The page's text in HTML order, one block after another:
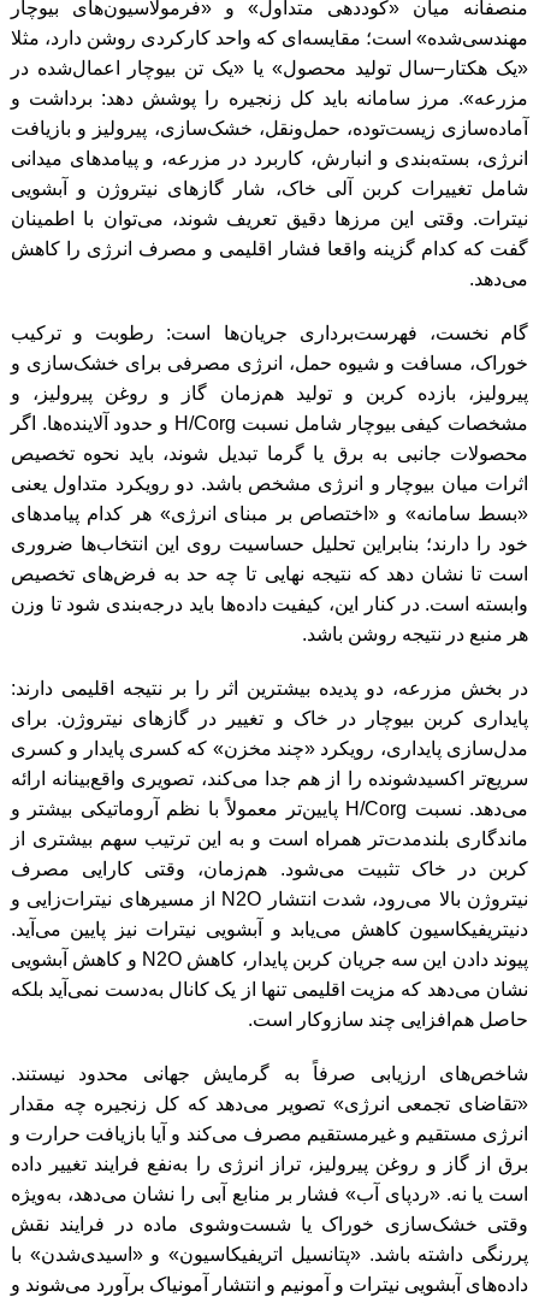
منصفانه میان «کوددهی متداول» و «فرمولاسیون‌های بیوچار
مهندسی‌شده» است؛ مقایسه‌ای که واحد کارکردی روشن دارد، مثلا
«یک هکتار–سال تولید محصول» یا «یک تن بیوچار اعمال‌شده در
مزرعه». مرز سامانه باید کل زنجیره را پوشش دهد: برداشت و
آماده‌سازی زیست‌توده، حمل‌ونقل، خشک‌سازی، پیرولیز و بازیافت
انرژی، بسته‌بندی و انبارش، کاربرد در مزرعه، و پیامدهای میدانی
شامل تغییرات کربن آلی خاک، شار گازهای نیتروژن و آبشویی
نیترات. وقتی این مرزها دقیق تعریف شوند، می‌توان با اطمینان
گفت که کدام گزینه واقعا فشار اقلیمی و مصرف انرژی را کاهش
می‌دهد.
گام نخست، فهرست‌برداری جریان‌ها است: رطوبت و ترکیب
خوراک، مسافت و شیوه حمل، انرژی مصرفی برای خشک‌سازی و
پیرولیز، بازده کربن و تولید هم‌زمان گاز و روغن پیرولیز، و
مشخصات کیفی بیوچار شامل نسبت H/Corg و حدود آلاینده‌ها. اگر
محصولات جانبی به برق یا گرما تبدیل شوند، باید نحوه تخصیص
اثرات میان بیوچار و انرژی مشخص باشد. دو رویکرد متداول یعنی
«بسط سامانه» و «اختصاص بر مبنای انرژی» هر کدام پیامدهای
خود را دارند؛ بنابراین تحلیل حساسیت روی این انتخاب‌ها ضروری
است تا نشان دهد که نتیجه نهایی تا چه حد به فرض‌های تخصیص
وابسته است. در کنار این، کیفیت داده‌ها باید درجه‌بندی شود تا وزن
هر منبع در نتیجه روشن باشد.
در بخش مزرعه، دو پدیده بیشترین اثر را بر نتیجه اقلیمی دارند:
پایداری کربن بیوچار در خاک و تغییر در گازهای نیتروژن. برای
مدل‌سازی پایداری، رویکرد «چند مخزن» که کسری پایدار و کسری
سریع‌تر اکسیدشونده را از هم جدا می‌کند، تصویری واقع‌بینانه ارائه
می‌دهد. نسبت H/Corg پایین‌تر معمولاً با نظم آروماتیکی بیشتر و
ماندگاری بلندمدت‌تر همراه است و به این ترتیب سهم بیشتری از
کربن در خاک تثبیت می‌شود. هم‌زمان، وقتی کارایی مصرف
نیتروژن بالا می‌رود، شدت انتشار N2O از مسیرهای نیترات‌زایی و
دنیتریفیکاسیون کاهش می‌یابد و آبشویی نیترات نیز پایین می‌آید.
پیوند دادن این سه جریان کربن پایدار، کاهش N2O و کاهش آبشویی
نشان می‌دهد که مزیت اقلیمی تنها از یک کانال به‌دست نمی‌آید بلکه
حاصل هم‌افزایی چند سازوکار است.
شاخص‌های ارزیابی صرفاً به گرمایش جهانی محدود نیستند.
«تقاضای تجمعی انرژی» تصویر می‌دهد که کل زنجیره چه مقدار
انرژی مستقیم و غیرمستقیم مصرف می‌کند و آیا بازیافت حرارت و
برق از گاز و روغن پیرولیز، تراز انرژی را به‌نفع فرایند تغییر داده
است یا نه. «ردپای آب» فشار بر منابع آبی را نشان می‌دهد، به‌ویژه
وقتی خشک‌سازی خوراک یا شست‌وشوی ماده در فرایند نقش
پررنگی داشته باشد. «پتانسیل اتریفیکاسیون» و «اسیدی‌شدن» با
داده‌های آبشویی نیترات و آمونیم و انتشار آمونیاک برآورد می‌شوند و